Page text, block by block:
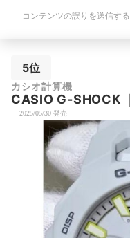
コンテンツの誤りを送信する
5位
カシオ計算機
CASIO G-SHOCK
2025/05/30 発売